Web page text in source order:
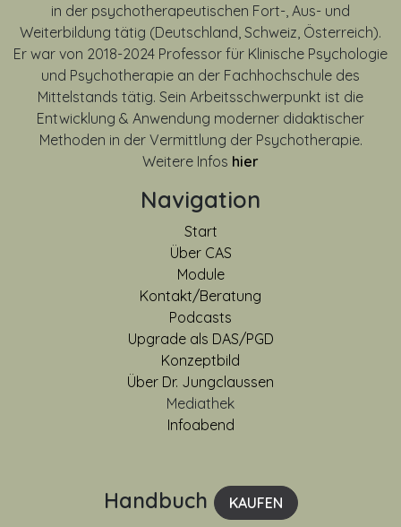
in der psychotherapeutischen Fort-, Aus- und
Weiterbildung tätig (Deutschland, Schweiz, Österreich).
Er war von 2018-2024 Professor für Klinische Psychologie
und Psychotherapie an der Fachhochschule des
Mittelstands tätig. Sein Arbeitsschwerpunkt ist die
Entwicklung & Anwendung moderner didaktischer
Methoden in der Vermittlung der Psychotherapie.
Weitere Infos hier
Navigation
Start
Über CAS
Module
Kontakt/Beratung
Podcasts
Upgrade als DAS/PGD
Konzeptbild
Über Dr. Jungclaussen
Mediathek
Infoabend
Handbuch
KAUFEN